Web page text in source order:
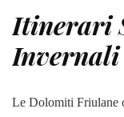
Itinerari
Invernali
Le Dolomiti Friulane